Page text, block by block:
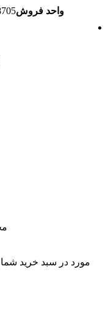
واحد فروش
مورد در سبد خرید